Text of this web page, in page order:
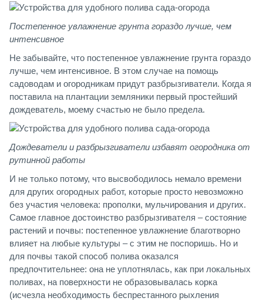
Постепенное увлажнение грунта гораздо лучше, чем
интенсивное
Не забывайте, что постепенное увлажнение грунта гораздо
лучше, чем интенсивное. В этом случае на помощь
садоводам и огородникам придут разбрызгиватели. Когда я
поставила на плантации земляники первый простейший
дождеватель, моему счастью не было предела.
Дождеватели и разбрызгиватели избавят огородника от
рутинной работы
И не только потому, что высвободилось немало времени
для других огородных работ, которые просто невозможно
без участия человека: прополки, мульчирования и других.
Самое главное достоинство разбрызгивателя – состояние
растений и почвы: постепенное увлажнение благотворно
влияет на любые культуры – с этим не поспоришь. Но и
для почвы такой способ полива оказался
предпочтительнее: она не уплотнялась, как при локальных
поливах, на поверхности не образовывалась корка
(исчезла необходимость беспрестанного рыхления